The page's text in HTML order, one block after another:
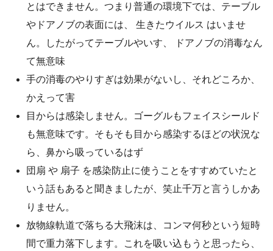
とはできません。つまり普通の環境下では、テーブル
やドアノブの表面には、 生きたウイルス はいませ
ん。したがってテーブルやいす、 ドアノブの消毒なん
て無意味
手の消毒のやりすぎは効果がないし、それどころか、
かえって害
目からは感染しません。ゴーグルもフェイスシールド
も無意味です。そもそも目から感染するほどの状況な
ら、鼻から吸っているはず
団扇 や 扇子 を感染防止に使うことをすすめていたと
いう話もあると聞きましたが、笑止千万と言うしかあ
りません。
放物線軌道で落ちる大飛沫は、コンマ何秒という短時
間で重力落下します。これを吸い込もうと思ったら、